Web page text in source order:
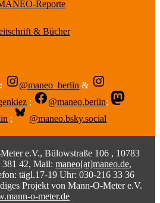
Reporte
& Bücher
@maneo_berlin &
; @maneo.berlin;
; @maneo.bsky.social
e.V., Bülowstraße 106 , 10783
381 42, Mail:maneo[at]maneo.de,
tägl.17-19 Uhr: 030-216 33 36
Projekt von Mann-O-Meter e.V.
o-meter.de